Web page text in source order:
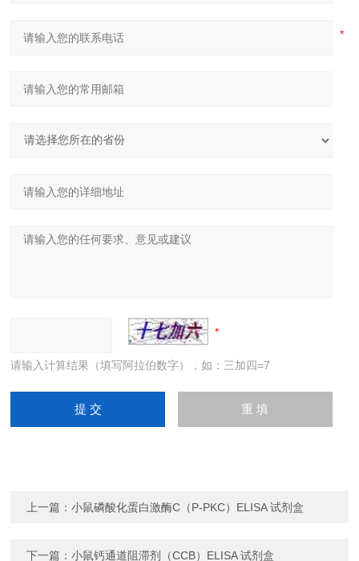
请输入计算结果（填写阿拉伯数字），如：三加四=7
上一篇：小鼠磷酸化蛋白激酶C（P-PKC）ELISA 试剂盒
下一篇：小鼠钙通道阻滞剂（CCB）ELISA 试剂盒